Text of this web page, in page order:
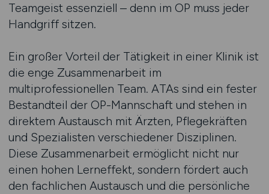
Teamgeist essenziell – denn im OP muss jeder
Handgriff sitzen.
Ein großer Vorteil der Tätigkeit in einer Klinik ist
die enge Zusammenarbeit im
multiprofessionellen Team. ATAs sind ein fester
Bestandteil der OP-Mannschaft und stehen in
direktem Austausch mit Ärzten, Pflegekräften
und Spezialisten verschiedener Disziplinen.
Diese Zusammenarbeit ermöglicht nicht nur
einen hohen Lerneffekt, sondern fördert auch
den fachlichen Austausch und die persönliche